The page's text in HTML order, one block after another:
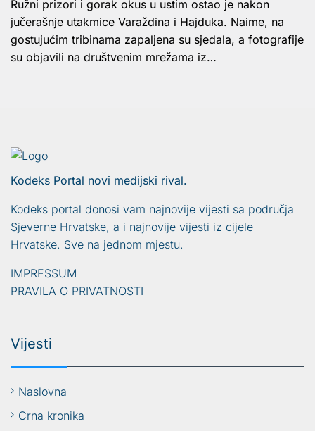
Ružni prizori i gorak okus u ustim ostao je nakon
jučerašnje utakmice Varaždina i Hajduka. Naime, na
gostujućim tribinama zapaljena su sjedala, a fotografije
su objavili na društvenim mrežama iz…
Kodeks Portal novi medijski rival.
Kodeks portal donosi vam najnovije vijesti sa područja
Sjeverne Hrvatske, a i najnovije vijesti iz cijele
Hrvatske. Sve na jednom mjestu.
IMPRESSUM
PRAVILA O PRIVATNOSTI
Vijesti
Naslovna
Crna kronika